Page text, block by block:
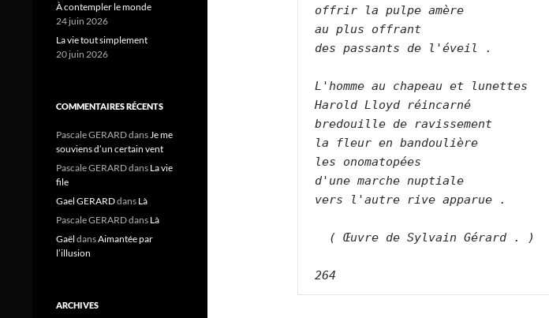
offrir la pulpe amère
au plus offrant
des passants de l'éveil .
L'homme au chapeau et lunettes
Harold Lloyd réincarné
bredouille de ravissement
la fleur en bandoulière
les onomatopées
d'une marche nuptiale
vers l'autre rive apparue .
  ( Œuvre de Sylvain Gérard . )
264
À contempler le monde
24 juin 2026
La vie tout simplement
20 juin 2026
COMMENTAIRES RÉCENTS
Pascale GERARDdansJe me
souviens d’un certain vent
Pascale GERARDdans La vie
file
Gael GERARDdans Là
Pascale GERARDdans Là
Gaël dansAimantée par
l’illusion
ARCHIVES